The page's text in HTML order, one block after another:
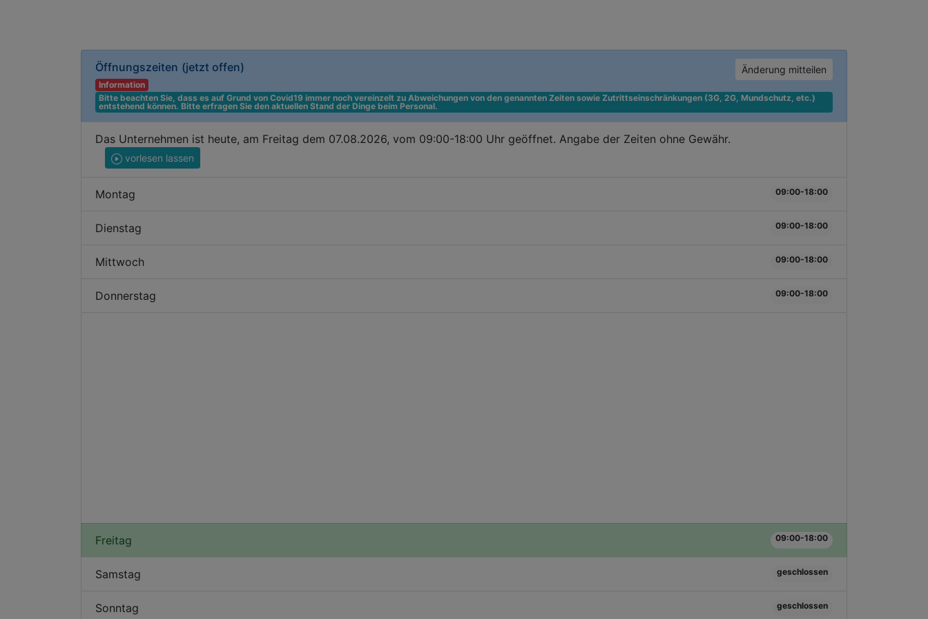
Öffnungszeiten (jetzt offen) Änderung mitteilen
Information
Bitte beachten Sie, dass es auf Grund von Covid19 immer noch vereinzelt zu Abweichungen von den genannten Zeiten sowie Zutrittseinschränkungen (3G, 2G, Mundschutz, etc.)
entstehend können. Bitte erfragen Sie den aktuellen Stand der Dinge beim Personal.
Das Unternehmen ist heute, am Freitag dem 07.08.2026, vom 09:00-18:00 Uhr geöffnet. Angabe der Zeiten ohne Gewähr.
vorlesen lassen
Montag 09:00-18:00
Dienstag 09:00-18:00
Mittwoch 09:00-18:00
Donnerstag 09:00-18:00
Freitag 09:00-18:00
Samstag geschlossen
Sonntag geschlossen